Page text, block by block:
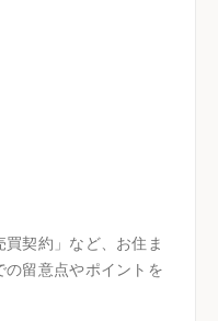
買契約」など、お住ま
の留意点やポイントを